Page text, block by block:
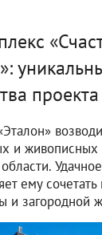
и живописных
ему
и загородной